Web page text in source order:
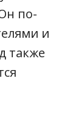
по-
и
также